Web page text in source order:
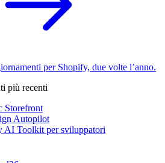
per Shopify, due volte l’anno.
più recenti
Storefront
Autopilot
AI Toolkit per sviluppatori